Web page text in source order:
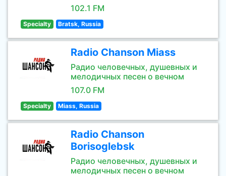
102.1 FM
Specialty Bratsk, Russia
Radio Chanson Miass
Радио человечных, душевных и
мелодичных песен о вечном
107.0 FM
Specialty Miass, Russia
Radio Chanson
Borisoglebsk
Радио человечных, душевных и
мелодичных песен о вечном